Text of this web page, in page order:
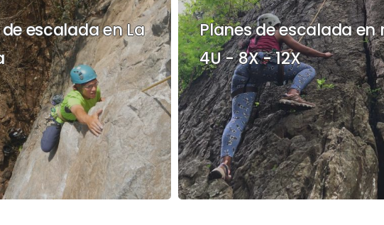
escalada en La
Planes de escalada en
4U - 8X - 12X